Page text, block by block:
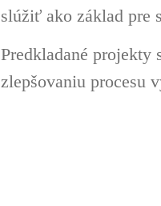
slúžiť ako základ pre
Predkladané
zlepšovaniu procesu